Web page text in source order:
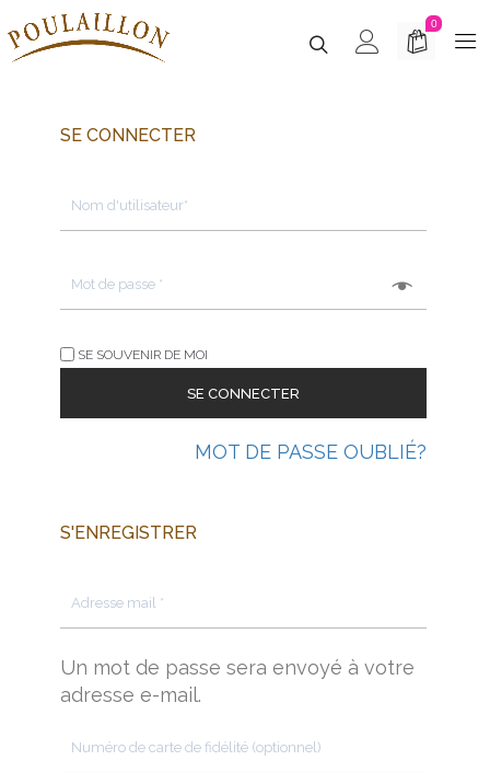
0
SE CONNECTER
SE SOUVENIR DE MOI
MOT DE PASSE OUBLIÉ?
S'ENREGISTRER
Un mot de passe sera envoyé à votre
adresse e-mail.